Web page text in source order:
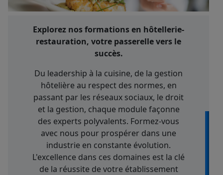
Explorez nos formations en hôtellerie-
restauration, votre passerelle vers le
succès.
Du leadership à la cuisine, de la gestion
hôtelière au respect des normes, en
passant par les réseaux sociaux, le droit
et la gestion, chaque module façonne
des experts polyvalents. Formez-vous
avec nous pour prospérer dans une
industrie en constante évolution.
L'excellence dans ces domaines est la clé
de la réussite de votre établissement